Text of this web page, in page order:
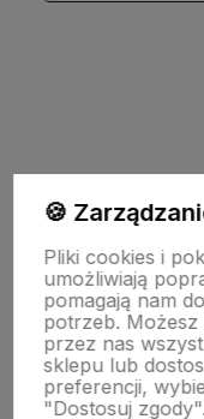
Moje konto
Pomoc
🍪
Pliki cookies i
umożliwiają
pomagają nam
potrzeb.
przez nas
sklepu lub
preferencji,
"Dostosuj